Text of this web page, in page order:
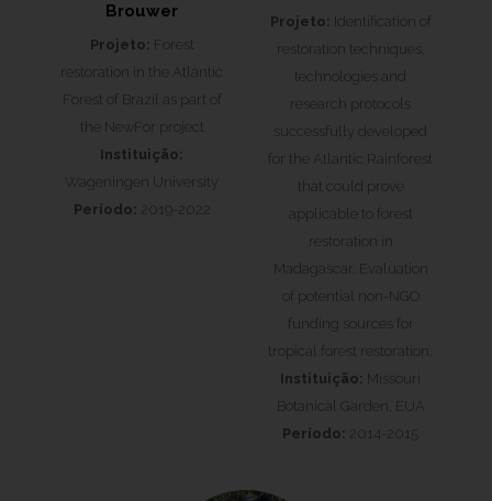
Brouwer
Projeto: Forest
restoration in the Atlantic
Forest of Brazil as part of
the NewFor project
Instituição:
Wageningen University
Período: 2019-2022
Projeto: Identification of
restoration techniques,
technologies and
research protocols
successfully developed
for the Atlantic Rainforest
that could prove
applicable to forest
restoration in
Madagascar. Evaluation
of potential non-NGO
funding sources for
tropical forest restoration.
Instituição: Missouri
Botanical Garden, EUA
Período: 2014-2015